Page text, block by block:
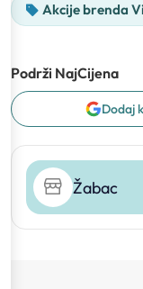
Akcije brenda
Podrži NajCijena
Dodaj
Žabac